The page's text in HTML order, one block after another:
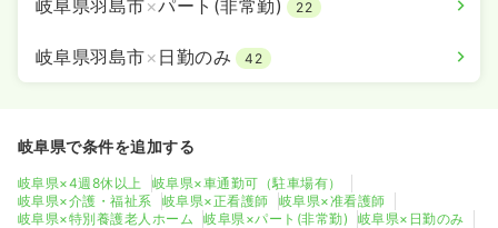
岐阜県羽島市×パート(非常勤) 22
岐阜県羽島市× 日勤のみ 42
岐阜県で条件を追加する
岐阜県×4週8休以上
岐阜県×車通勤可（駐車場有）
岐阜県×介護・福祉系
岐阜県×正看護師
岐阜県×准看護師
岐阜県×特別養護老人ホーム
岐阜県×パート(非常勤) 岐阜県×日勤のみ